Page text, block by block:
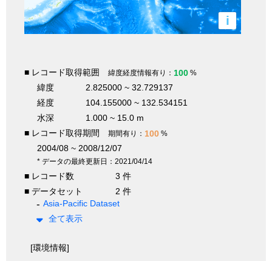
i
■ レコード取得範囲 緯度経度情報有り： 100 %
緯度
2.825000 ~ 32.729137
経度
104.155000 ~ 132.534151
水深
1.000 ~ 15.0 m
■ レコード取得期間
期間有り： 100 %
2004/08 ~ 2008/12/07
* データの最終更新日：2021/04/14
■ レコード数
3 件
■ データセット
2 件
Asia-Pacific Dataset
全て表示
[環境情報]